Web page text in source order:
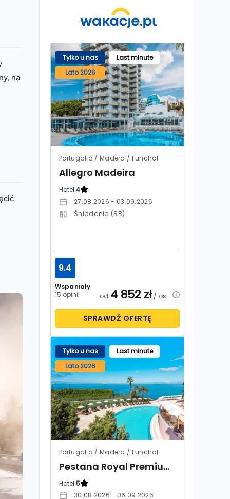
na
Tylko u nas
Last minute
Lato 2026
Portugalia / Madera / Funchal
Allegro Madeira
Hotel:4
27.08.2026 - 03.09.2026
Śniadania (BB)
Wspaniały
15 opinii
9.4
od 4 852 zł/ os.
SPRAWDŹ OFERTĘ
Tylko u nas
Last minute
Lato 2026
Portugalia / Madera / Funchal
Pestana Royal Premium All Inclusive Ocean & Spa
Hotel:5
30.08.2026 - 06.09.2026